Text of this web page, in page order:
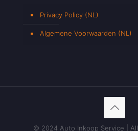
Privacy Policy (NL)
Algemene Voorwaarden (NL)
© 2024 Auto Inkoop Service | All